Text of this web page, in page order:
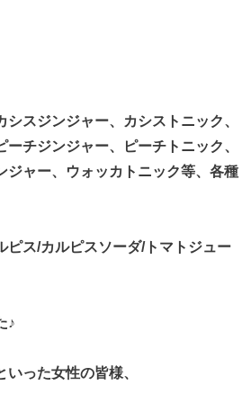
スジンジャー、カシストニック、
チジンジャー、ピーチトニック、
ジャー、ウォッカトニック等、各種
ス/カルピスソーダ/トマトジュー
♪
った女性の皆様、